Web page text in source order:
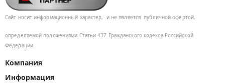
Сайт носит информационный характер, и не является публичной офертой,
определяемой положениями Статьи 437 Гражданского кодекса Российской
Федерации.
Компания
Информация